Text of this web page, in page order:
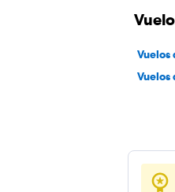
Vuelos
Vuelos